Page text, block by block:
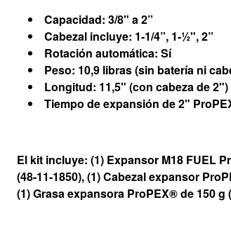
Capacidad: 3/8" a 2”
Cabezal incluye: 1-1/4”, 1-½", 2”
Rotación automática: Sí
Peso: 10,9 libras (sin batería ni
Longitud: 11,5" (con cabeza de 2")
Tiempo de expansión de 2"
El kit incluye: (1) Expansor M18 FUEL
(48-11-1850), (1) Cabezal expansor
(1) Grasa expansora ProPEX® de 150 g